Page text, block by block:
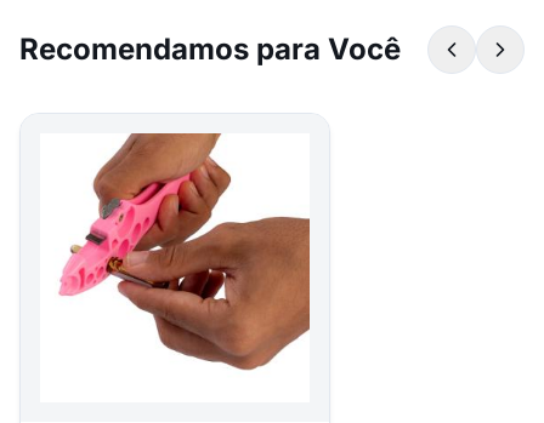
Recomendamos para Você